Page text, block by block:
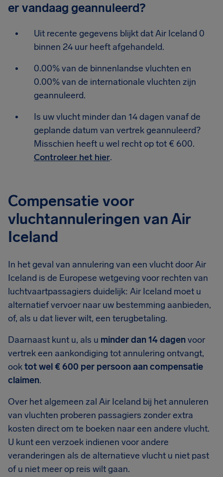
er vandaag geannuleerd?
Uit recente gegevens blijkt dat Air Iceland 0
binnen 24 uur heeft afgehandeld.
0.00% van de binnenlandse vluchten en
0.00% van de internationale vluchten zijn
geannuleerd.
Is uw vlucht minder dan 14 dagen vanaf de
geplande datum van vertrek geannuleerd?
Misschien heeft u wel recht op tot € 600.
Controleer het hier.
Compensatie voor
vluchtannuleringen van Air
Iceland
In het geval van annulering van een vlucht door Air
Iceland is de Europese wetgeving voor rechten van
luchtvaartpassagiers duidelijk: Air Iceland moet u
alternatief vervoer naar uw bestemming aanbieden,
of, als u dat liever wilt, een terugbetaling.
Daarnaast kunt u, als u minder dan 14 dagenvoor
vertrek een aankondiging tot annulering ontvangt,
ooktot wel € 600 per persoon aan compensatie
claimen.
Over het algemeen zal Air Iceland bij het annuleren
van vluchten proberen passagiers zonder extra
kosten direct om te boeken naar een andere vlucht.
U kunt een verzoek indienen voor andere
veranderingen als de alternatieve vlucht u niet past
of u niet meer op reis wilt gaan.